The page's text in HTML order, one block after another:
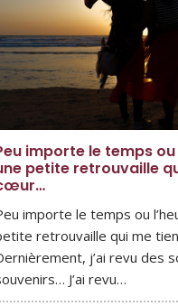
importe le temps ou
petite retrouvaille
importe le temps ou
retrouvaille qui me
j’ai revu des
J’ai revu…